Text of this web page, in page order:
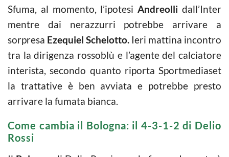
Sfuma, al momento, l’ipotesiAndreolli dall’Inter
mentre dai nerazzurri potrebbe arrivare a
sorpresa Ezequiel Schelotto. Ieri mattina incontro
tra la dirigenza rossoblù e l’agente del calciatore
interista, secondo quanto riporta Sportmediaset
la trattative è ben avviata e potrebbe presto
arrivare la fumata bianca.
Come cambia il Bologna: il 4-3-1-2 di Delio
Rossi